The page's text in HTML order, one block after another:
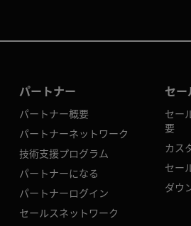
パートナー
パートナー概要
パートナーネットワーク
技術支援プログラム
パートナーになる
パートナーログイン
セールスネットワーク
セー
セー
要
カス
セー
ダウ